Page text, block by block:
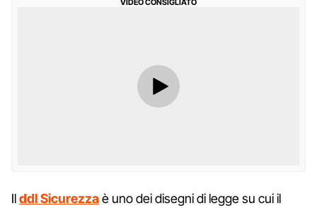
VIDEO CONSIGLIATO
Ilddl Sicurezzaè uno dei disegni di legge su cui il